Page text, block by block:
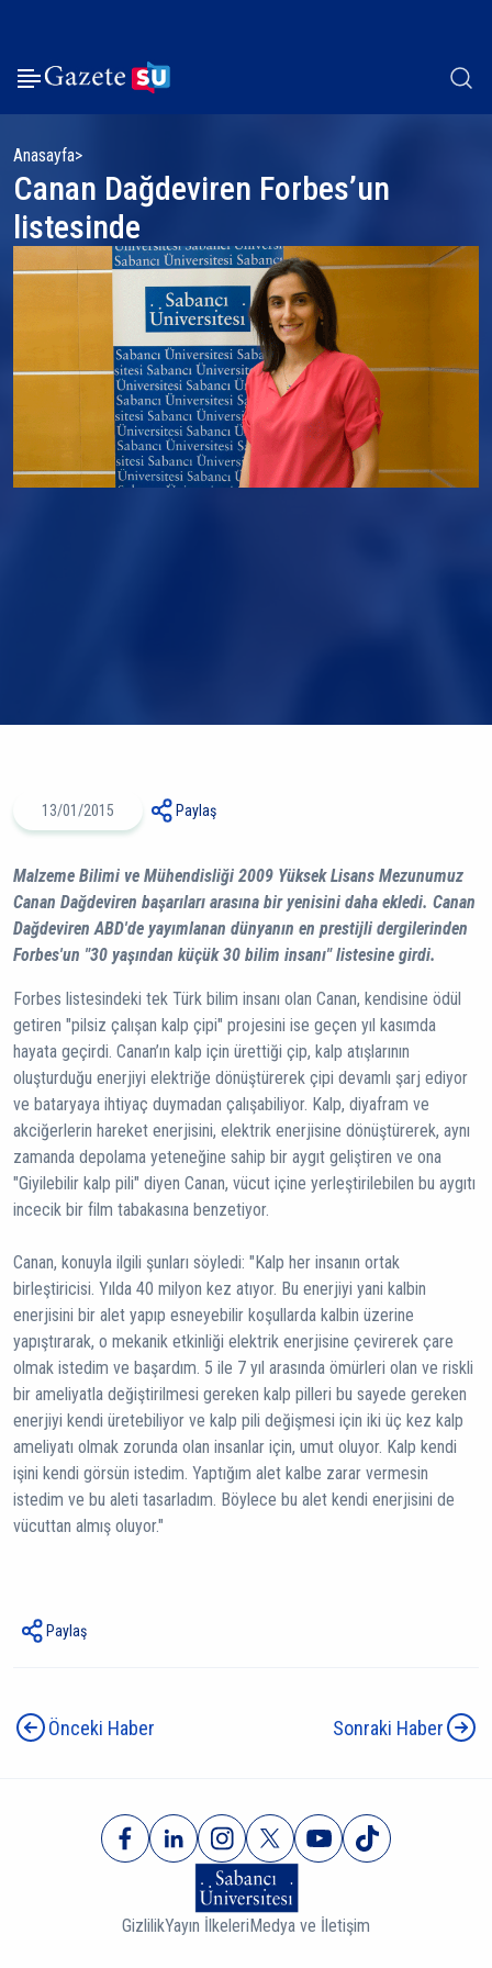
Anasayfa
Canan Dağdeviren Forbes’un
listesinde
13/01/2015 Paylaş
Malzeme Bilimi ve Mühendisliği 2009 Yüksek Lisans Mezunumuz
Canan Dağdeviren başarıları arasına bir yenisini daha ekledi. Canan
Dağdeviren ABD'de yayımlanan dünyanın en prestijli dergilerinden
Forbes'un "30 yaşından küçük 30 bilim insanı" listesine girdi.
Forbes listesindeki tek Türk bilim insanı olan Canan, kendisine ödül
getiren "pilsiz çalışan kalp çipi" projesini ise geçen yıl kasımda
hayata geçirdi. Canan’ın kalp için ürettiği çip, kalp atışlarının
oluşturduğu enerjiyi elektriğe dönüştürerek çipi devamlı şarj ediyor
ve bataryaya ihtiyaç duymadan çalışabiliyor. Kalp, diyafram ve
akciğerlerin hareket enerjisini, elektrik enerjisine dönüştürerek, aynı
zamanda depolama yeteneğine sahip bir aygıt geliştiren ve ona
"Giyilebilir kalp pili" diyen Canan, vücut içine yerleştirilebilen bu aygıtı
incecik bir film tabakasına benzetiyor.
Canan, konuyla ilgili şunları söyledi: "Kalp her insanın ortak
birleştiricisi. Yılda 40 milyon kez atıyor. Bu enerjiyi yani kalbin
enerjisini bir alet yapıp esneyebilir koşullarda kalbin üzerine
yapıştırarak, o mekanik etkinliği elektrik enerjisine çevirerek çare
olmak istedim ve başardım. 5 ile 7 yıl arasında ömürleri olan ve riskli
bir ameliyatla değiştirilmesi gereken kalp pilleri bu sayede gereken
enerjiyi kendi üretebiliyor ve kalp pili değişmesi için iki üç kez kalp
ameliyatı olmak zorunda olan insanlar için, umut oluyor. Kalp kendi
işini kendi görsün istedim. Yaptığım alet kalbe zarar vermesin
istedim ve bu aleti tasarladım. Böylece bu alet kendi enerjisini de
vücuttan almış oluyor."
Paylaş
Önceki Haber Sonraki Haber
GizlilikYayın İlkeleriMedya ve İletişim